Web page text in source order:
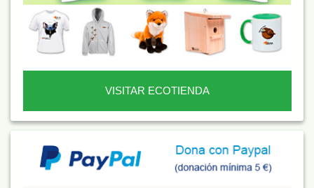
VISITAR ECOTIENDA